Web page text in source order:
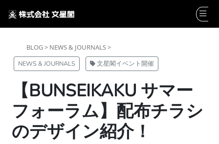
BLOG > NEWS & JOURNALS >
NEWS & JOURNALS 文星閣イベント開催
【BUNSEIKAKU サマー
フォーラム】配布チラシ
のデザイン紹介！